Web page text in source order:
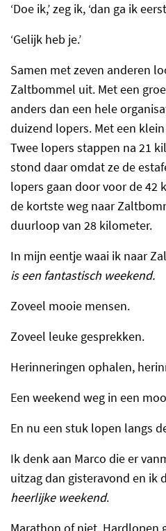
‘Doe ik,’ zeg ik, ‘dan ga ik
‘Gelijk heb je.’
Samen met zeven anderen
Zaltbommel uit. Met een
anders dan een hele
duizend lopers. Met een
Twee lopers stappen na 21
stond daar omdat ze de
lopers gaan door voor de 42
de kortste weg naar
duurloop van 28 kilometer.
In mijn eentje waai ik naar
is een fantastisch weekend.
Zoveel mooie mensen.
Zoveel leuke gesprekken.
Herinneringen ophalen,
Een weekend weg in een
En nu een stuk lopen langs
Ik denk aan Marco die er
uitzag dan gisteravond en ik
heerlijke weekend.